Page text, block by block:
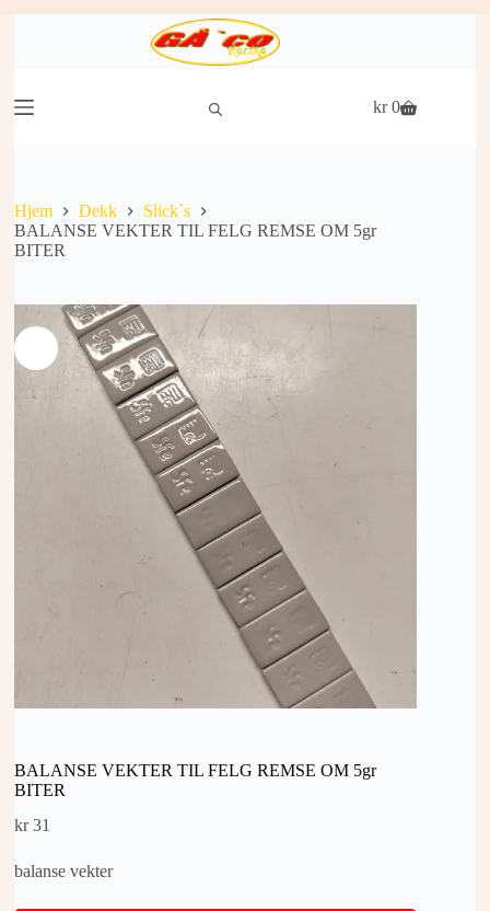
Handlekurv
kr0
Hjem Dekk
Slick`s
BALANSE VEKTER TIL FELG REMSE OM 5gr
BITER
BALANSE VEKTER TIL FELG REMSE OM 5gr
BITER
kr31
balanse vekter